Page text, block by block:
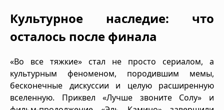
Культурное наследие: что
осталось после финала
«Во все тяжкие» стал не просто сериалом, а
культурным феноменом, породившим мемы,
бесконечные дискуссии и целую расширенную
вселенную. Приквел «Лучше звоните Солу» и